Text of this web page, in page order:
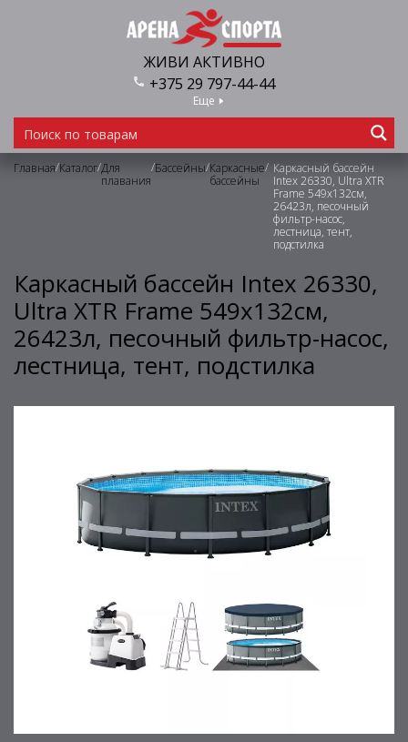
ЖИВИ АКТИВНО
+375 29 797-44-44
Еще
Главная/Каталог/Для
плавания
/Бассейны/Каркасные
бассейны
/ Каркасный бассейн
Intex 26330, Ultra XTR
Frame 549х132см,
26423л, песочный
фильтр-насос,
лестница, тент,
подстилка
Каркасный бассейн Intex 26330,
Ultra XTR Frame 549х132см,
26423л, песочный фильтр-насос,
лестница, тент, подстилка